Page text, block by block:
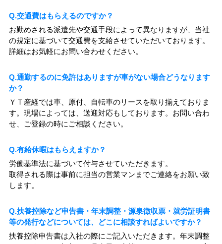
Q.交通費はもらえるのですか？
お勤めされる派遣先や交通手段によって異なりますが、当社
の規定に基づいて交通費を支給させていただいております。
詳細はお気軽にお問い合わせください。
Q.通勤するのに免許はありますが車がない場合どうなります
か？
ＹＴ産経では車、原付、自転車のリースを取り揃えておりま
す。現場によっては、送迎対応もしております。お問い合わ
せ、ご登録の時にご相談ください。
Q.有給休暇はもらえますか？
労働基準法に基づいて付与させていただきます。
取得される際は事前に担当の営業マンまでご連絡をお願い致
します。
Q.扶養控除など申告書・年末調整・源泉徴収票・就労証明書
等の発行などについては、どこに相談すればよいですか？
扶養控除申告書は入社の際にご記入いただきます。年末調整